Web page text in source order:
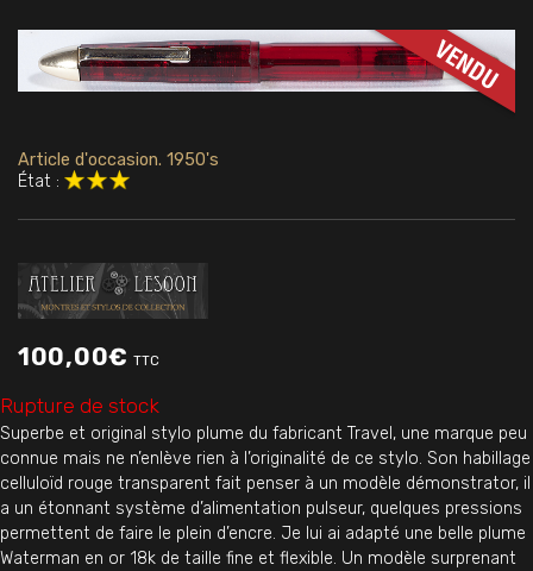
Article d'occasion. 1950's
État :
100,00€ TTC
Rupture de stock
Superbe et original stylo plume du fabricant Travel, une marque peu
connue mais ne n’enlève rien à l’originalité de ce stylo. Son habillage
celluloïd rouge transparent fait penser à un modèle démonstrator, il
a un étonnant système d’alimentation pulseur, quelques pressions
permettent de faire le plein d’encre. Je lui ai adapté une belle plume
Waterman en or 18k de taille fine et flexible. Un modèle surprenant